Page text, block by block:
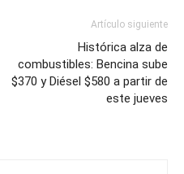
Artículo siguiente
Histórica alza de
combustibles: Bencina sube
$370 y Diésel $580 a partir de
este jueves